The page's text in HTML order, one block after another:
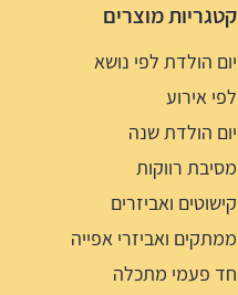
קטגריות מוצרים
יום הולדת לפי נושא
לפי אירוע
יום הולדת שנה
מסיבת רווקות
קישוטים ואביזרים
ממתקים ואביזרי אפייה
חד פעמי מתכלה